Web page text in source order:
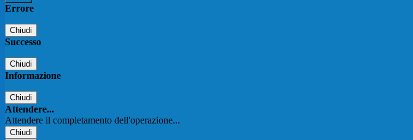
Errore
Chiudi
Successo
Chiudi
Informazione
Chiudi
Attendere...
Attendere il completamento dell'operazione...
Chiudi